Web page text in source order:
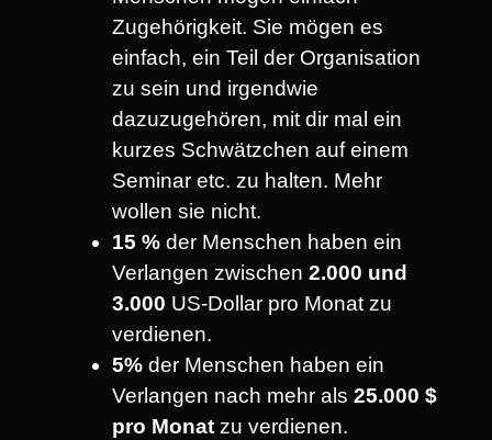
Zugehörigkeit. Sie mögen es
einfach, ein Teil der Organisation
zu sein und irgendwie
dazuzugehören, mit dir mal ein
kurzes Schwätzchen auf einem
Seminar etc. zu halten. Mehr
wollen sie nicht.
15 % der Menschen haben ein
Verlangen zwischen 2.000 und
3.000 US-Dollar pro Monat zu
verdienen.
5% der Menschen haben ein
Verlangen nach mehr als 25.000 $
pro Monat zu verdienen.